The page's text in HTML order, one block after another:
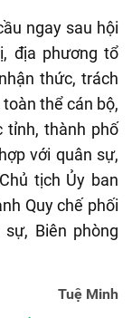
ngay sau hội
địa phương tổ
thức, trách
thể cán bộ,
tỉnh, thành phố
với quân sự,
tịch Ủy ban
Quy chế phối
Biên phòng
Tuệ Minh